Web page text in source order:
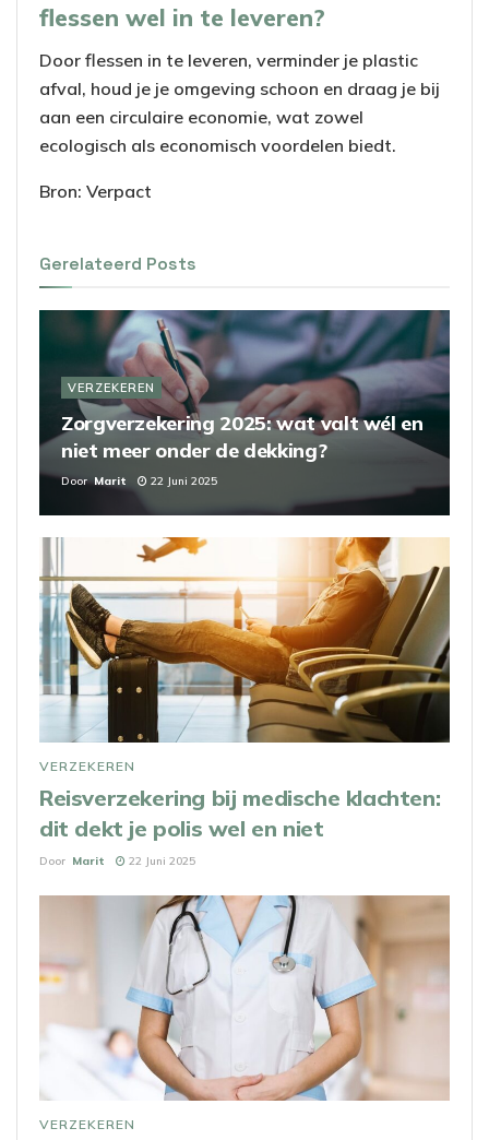
flessen wel in te leveren?
Door flessen in te leveren, verminder je plastic
afval, houd je je omgeving schoon en draag je bij
aan een circulaire economie, wat zowel
ecologisch als economisch voordelen biedt.
Bron: Verpact
Gerelateerd Posts
VERZEKEREN
Zorgverzekering 2025: wat valt wél en
niet meer onder de dekking?
Door Marit 22 Juni 2025
VERZEKEREN
Reisverzekering bij medische klachten:
dit dekt je polis wel en niet
Door Marit 22 Juni 2025
VERZEKEREN